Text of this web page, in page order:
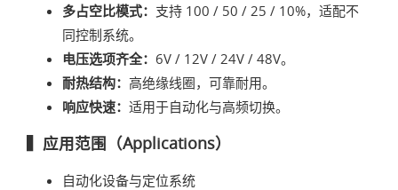
多占空比模式： 支持 100 / 50 / 25 / 10%，适配不
同控制系统。
电压选项齐全： 6V / 12V / 24V / 48V。
耐热结构： 高绝缘线圈，可靠耐用。
响应快速： 适用于自动化与高频切换。
▍应用范围（Applications）
自动化设备与定位系统